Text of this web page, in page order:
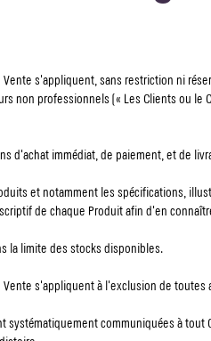
s'appliquent, sans restriction ni
non professionnels (« Les Clients ou le
d'achat immédiat, de paiement, et de
et notamment les spécifications,
de chaque Produit afin d'en
la limite des stocks disponibles.
Vente s'appliquent à l'exclusion de toutes
systématiquement communiquées à